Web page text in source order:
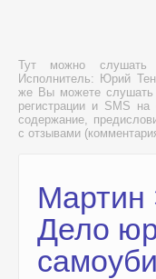
Тут можно слушать
Исполнитель: Юрий
же Вы можете слушать
регистрации и SMS на
содержание,
с отзывами
Мартин
Дело